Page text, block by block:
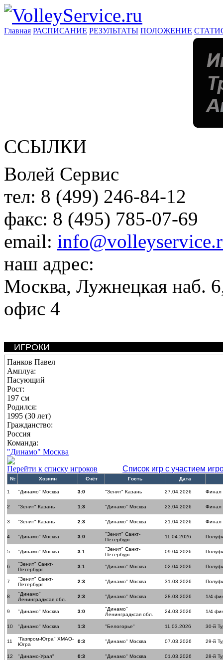
Главная РАСПИСАНИЕ РЕЗУЛЬТАТЫ ПОЛОЖЕНИЕ
ССЫЛКИ
Волей Сервис
тел: 8 (499) 246-84-12
факс: 8 (495) 785-07-69
email:
наш адрес:
Москва, Лужнецкая наб.
офис 4
ИГРОКИ
Панков Павел
Амплуа:
Пасующий
Рост:
197 см
Родился:
1995 (30 лет)
Гражданство:
Россия
Команда:
"Динамо" Москва
Перейти к списку игроков
Список игр с участием
№ Хозяин Счёт Гость Дата
1 "Динамо" Москва 3:0 "Зенит" Казань 27.04.2026 Финал
2 "Зенит" Казань 1:3 "Динамо" Москва 23.04.2026 Финал
3 "Зенит" Казань 2:3 "Динамо" Москва 21.04.2026 Финал
4 "Динамо" Москва 3:0
"Зенит" Санкт-
Петербург
11.04.2026
5 "Динамо" Москва 3:1
"Зенит" Санкт-
Петербург
09.04.2026
6
"Зенит" Санкт-
Петербург
3:1 "Динамо" Москва 02.04.2026
7
"Зенит" Санкт-
Петербург
2:3 "Динамо" Москва 31.03.2026
8
"Динамо"
Ленинградксая обл.
2:3 "Динамо" Москва 28.03.2026 1/4
9 "Динамо" Москва 3:0
"Динамо"
Ленинградксая обл.
24.03.2026 1/4
10 "Динамо" Москва 1:3 "Белогорье" 11.03.2026 30-й
11
"Газпром-Югра" ХМАО-
Югра
0:3 "Динамо" Москва 07.03.2026 29-й
12 "Динамо-Урал" 0:3 "Динамо" Москва 01.03.2026 28-й